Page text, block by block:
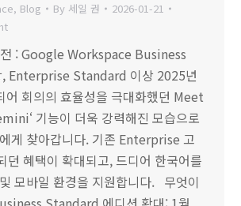
, Blog By 세일 권
2026-01-21
: Google Workspace Business
Enterprise Standard 이상 2025년
어 회의의 효율성을 극대화했던 Meet
기능이 더욱 강력해진 모습으로
게 찾아갑니다. 기존 Enterprise 고
던 혜택이 확대되고, 드디어 한국어를
모바일 환경을 지원합니다. 무엇이